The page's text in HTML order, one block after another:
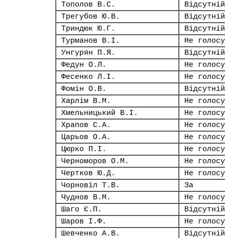
Тополов В.С.
Відсутній
Трегубов Ю.В.
Відсутній
Триндюк Ю.Г.
Відсутній
Турманов В.І.
Не
Унгурян П.Я.
Відсутній
Федун О.Л.
Не
Фесенко Л.І.
Не
Фомін О.В.
Відсутній
Харлім В.М.
Не
Хмельницький В.І.
Не
Храпов С.А.
Не
Царьов О.А.
Не
Цюрко П.І.
Не
Черноморов О.М.
Не
Чертков Ю.Д.
Не
Чорновіл Т.В.
За
Чуднов В.М.
Не
Шаго Є.П.
Відсутній
Шаров І.Ф.
Не
Шевченко А.В.
Відсутній